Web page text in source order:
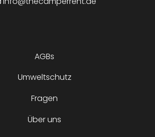
AGBs
Umweltschutz
Fragen
Über uns